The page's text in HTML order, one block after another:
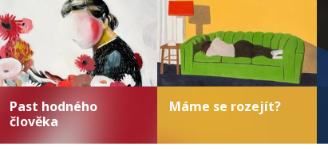
Past hodného
člověka
Máme se rozejít?